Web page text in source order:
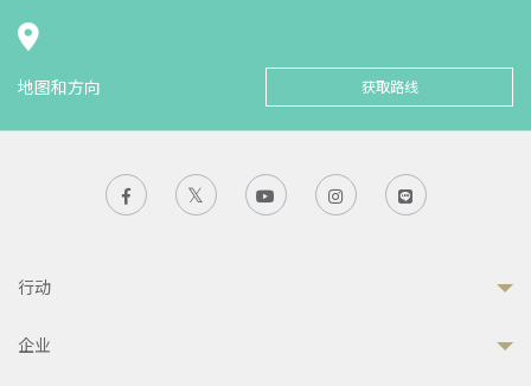
地图和方向 获取路线
行动
企业